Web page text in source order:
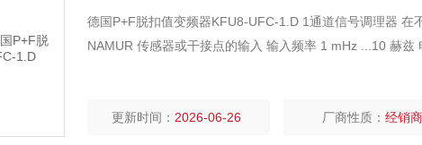
德国P+F脱扣值变频器KFU8-UFC-1.D 1通道信号调理器 在
NAMUR 传感器或干接点的输入 输入频率 1 mHz ...10 赫兹
更新时间： 2026-06-26 厂商性质：经销商